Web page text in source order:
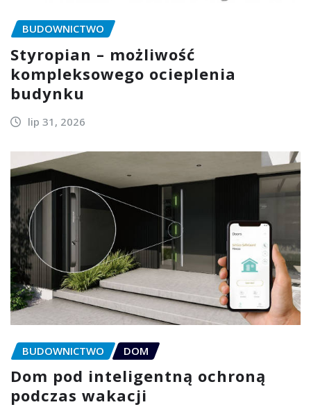
BUDOWNICTWO
Styropian – możliwość
kompleksowego ocieplenia
budynku
lip 31, 2026
BUDOWNICTWO DOM
Dom pod inteligentną ochroną
podczas wakacji